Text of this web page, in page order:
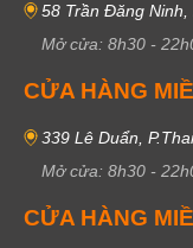
58 Trần Đăng Ninh,
Mở cửa: 8h30 -
CỬA HÀNG
339 Lê Duẩn,
Mở cửa: 8h30 -
CỬA HÀNG